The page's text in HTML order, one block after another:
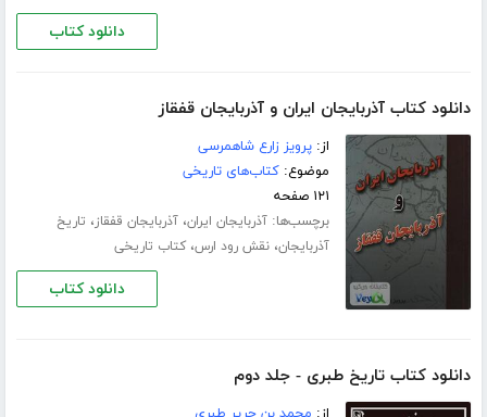
دانلود کتاب
دانلود کتاب آذربایجان ایران و آذربایجان قفقاز
از:پرویز زارع شاهمرسی
موضوع:کتاب‌های تاریخی
۱۲۱ صفحه
برچسب‌ها:آذربایجان ایران،آذربایجان قفقاز، تاریخ
آذربایجان،نقش رود ارس،کتاب تاریخی
دانلود کتاب
دانلود کتاب تاریخ طبری - جلد دوم